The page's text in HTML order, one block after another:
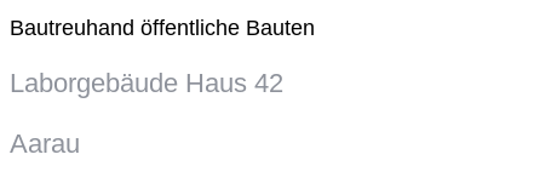
Bautreuhand öffentliche Bauten
Laborgebäude Haus 42
Aarau